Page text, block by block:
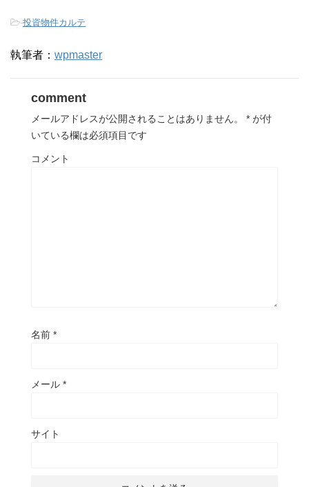
-投資物件カルテ
執筆者： wpmaster
comment
メールアドレスが公開されることはありません。 * が付
いている欄は必須項目です
コメント
名前 *
メール *
サイト